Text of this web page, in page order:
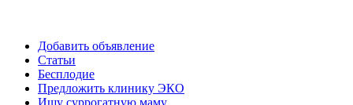
Добавить объявление
Статьи
Бесплодие
Предложить клинику ЭКО
Ищу суррогатную маму